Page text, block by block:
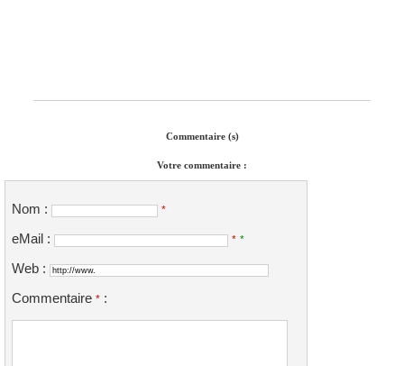
Commentaire (s)
Votre commentaire :
Nom : *
eMail : * *
Web :
Commentaire * :